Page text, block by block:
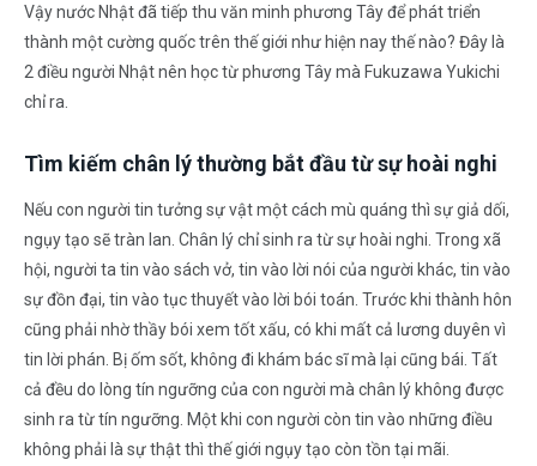
Vậy nước Nhật đã tiếp thu văn minh phương Tây để phát triển
thành một cường quốc trên thế giới như hiện nay thế nào? Đây là
2 điều người Nhật nên học từ phương Tây mà Fukuzawa Yukichi
chỉ ra.
Tìm kiếm chân lý thường bắt đầu từ sự hoài nghi
Nếu con người tin tưởng sự vật một cách mù quáng thì sự giả dối,
ngụy tạo sẽ tràn lan. Chân lý chỉ sinh ra từ sự hoài nghi. Trong xã
hội, người ta tin vào sách vở, tin vào lời nói của người khác, tin vào
sự đồn đại, tin vào tục thuyết vào lời bói toán. Trước khi thành hôn
cũng phải nhờ thầy bói xem tốt xấu, có khi mất cả lương duyên vì
tin lời phán. Bị ốm sốt, không đi khám bác sĩ mà lại cũng bái. Tất
cả đều do lòng tín ngưỡng của con người mà chân lý không được
sinh ra từ tín ngưỡng. Một khi con người còn tin vào những điều
không phải là sự thật thì thế giới ngụy tạo còn tồn tại mãi.